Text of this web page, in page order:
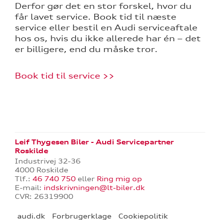
5 år?
Derfor gør det en stor forskel, hvor du
får lavet service. Book tid til næste
service eller bestil en Audi serviceaftale
hos os, hvis du ikke allerede har én – det
er billigere, end du måske tror.
Book tid til service >>
Leif Thygesen Biler - Audi Servicepartner
Roskilde
Industrivej 32-36
4000 Roskilde
Tlf.: 46 740 750 eller Ring mig op
E-mail: indskrivningen@lt-biler.dk
CVR: 26319900
audi.dk Forbrugerklage Cookiepolitik